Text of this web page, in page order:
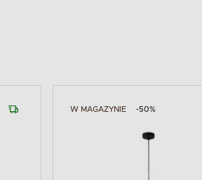
W MAGAZYNIE -50%